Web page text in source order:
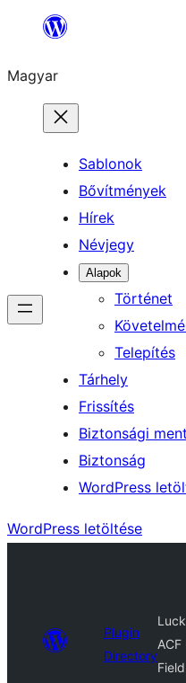
Ugrás
tartalomhoz
Magyar
Sablonok
Bővítmények
Hírek
Névjegy
Alapok
Történet
Telepítés
Tárhely
Frissítés
Biztonsági
Biztonság
WordPress
WordPress letöltése
Plugin
Directory
ACF
Field